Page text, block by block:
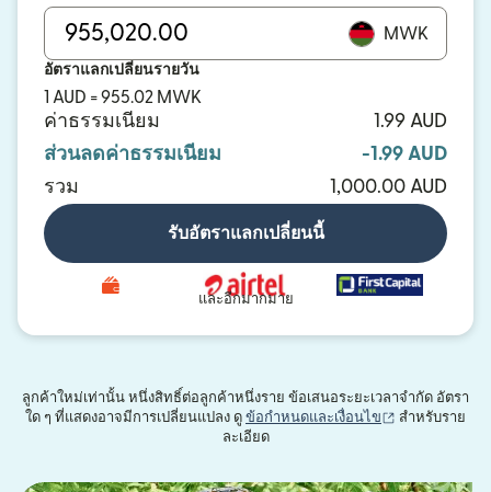
MWK
อัตราแลกเปลี่ยนรายวัน
1 AUD = 955.02 MWK
ค่าธรรมเนียม
1.99 AUD
ส่วนลดค่าธรรมเนียม
-1.99 AUD
รวม
1,000.00 AUD
รับอัตราแลกเปลี่ยนนี้
และอีกมากมาย
ลูกค้าใหม่เท่านั้น หนึ่งสิทธิ์ต่อลูกค้าหนึ่งราย ข้อเสนอระยะเวลาจำกัด อัตรา
ใด ๆ ที่แสดงอาจมีการเปลี่ยนแปลง ดู ข้อกำหนดและเงื่อนไข (เปิดในหน้าต่า
สำหรับราย
ละเอียด